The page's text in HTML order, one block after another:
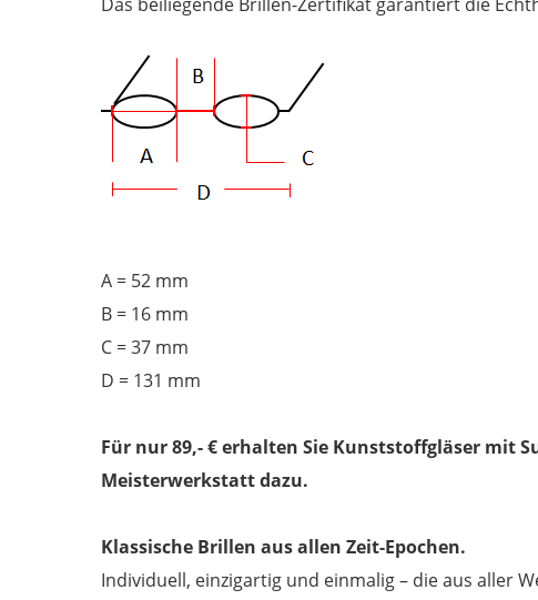
A = 52 mm
B = 16 mm
C = 37 mm
D = 131 mm
Für nur 89,- € erhalten Sie Kunststoffgläser mit
Meisterwerkstatt dazu.
Klassische Brillen aus allen Zeit-Epochen.
Individuell, einzigartig und einmalig – die aus aller